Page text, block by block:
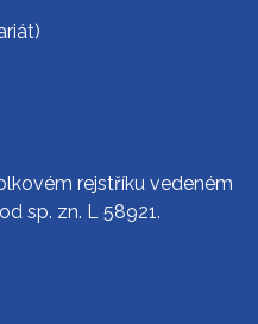
rejstříku vedeném
sp. zn. L 58921.